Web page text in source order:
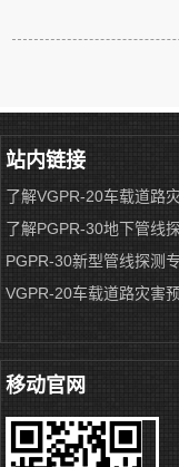
站内链接
了解VGPR-20车载道路
了解PGPR-30地下管线
PGPR-30新型管线探测
VGPR-20车载道路灾害
移动官网